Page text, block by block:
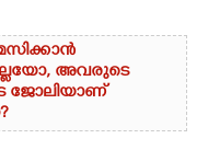
അവരുടെ
ജോലിയാണ്